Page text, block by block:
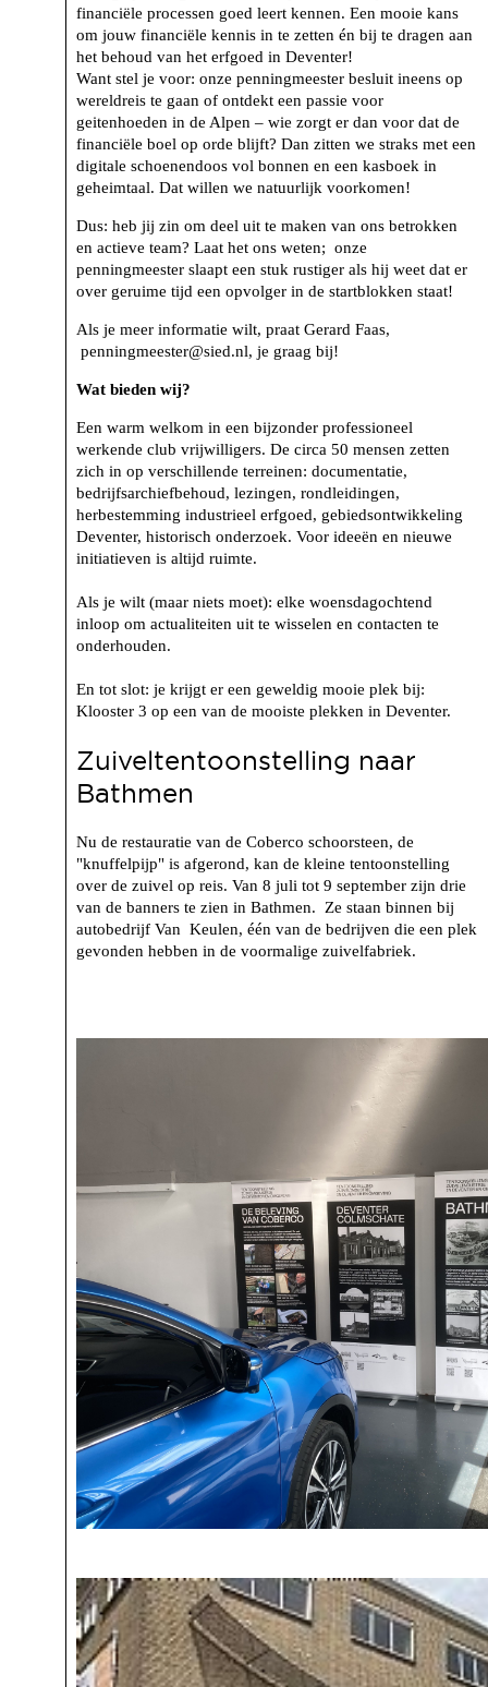
financiële processen goed leert kennen. Een mooie kans
om jouw financiële kennis in te zetten én bij te dragen aan
het behoud van het erfgoed in Deventer!
Want stel je voor: onze penningmeester besluit ineens op
wereldreis te gaan of ontdekt een passie voor
geitenhoeden in de Alpen – wie zorgt er dan voor dat de
financiële boel op orde blijft? Dan zitten we straks met een
digitale schoenendoos vol bonnen en een kasboek in
geheimtaal. Dat willen we natuurlijk voorkomen!
Dus: heb jij zin om deel uit te maken van ons betrokken
en actieve team? Laat het ons weten; onze
penningmeester slaapt een stuk rustiger als hij weet dat er
over geruime tijd een opvolger in de startblokken staat!
Als je meer informatie wilt, praat Gerard Faas,
penningmeester@sied.nl, je graag bij!
Wat bieden wij?
Een warm welkom in een bijzonder professioneel
werkende club vrijwilligers. De circa 50 mensen zetten
zich in op verschillende terreinen: documentatie,
bedrijfsarchiefbehoud, lezingen, rondleidingen,
herbestemming industrieel erfgoed, gebiedsontwikkeling
Deventer, historisch onderzoek. Voor ideeën en nieuwe
initiatieven is altijd ruimte.
Als je wilt (maar niets moet): elke woensdagochtend
inloop om actualiteiten uit te wisselen en contacten te
onderhouden.
En tot slot: je krijgt er een geweldig mooie plek bij:
Klooster 3 op een van de mooiste plekken in Deventer.
Zuiveltentoonstelling naar
Bathmen
Nu de restauratie van de Coberco schoorsteen, de
"knuffelpijp" is afgerond, kan de kleine tentoonstelling
over de zuivel op reis. Van 8 juli tot 9 september zijn drie
van de banners te zien in Bathmen. Ze staan binnen bij
autobedrijf Van Keulen, één van de bedrijven die een plek
gevonden hebben in de voormalige zuivelfabriek.